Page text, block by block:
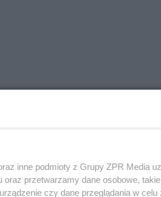
ma do spłacenia dług
inne podmioty z Grupy ZPR Media
przetwarzamy dane osobowe,
czy dane przeglądania w celu